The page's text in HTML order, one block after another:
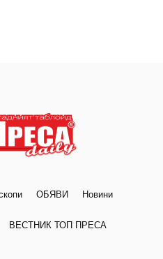
ОБЯВИ Новини
ВЕСТНИК ТОП ПРЕСА